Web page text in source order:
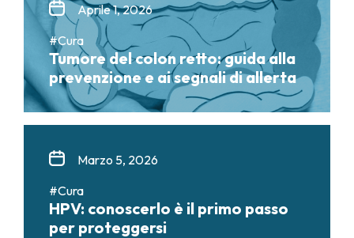
Aprile 1, 2026
#Cura
Tumore del colon retto: guida alla
prevenzione e ai segnali di allerta
Marzo 5, 2026
#Cura
HPV: conoscerlo è il primo passo
per proteggersi